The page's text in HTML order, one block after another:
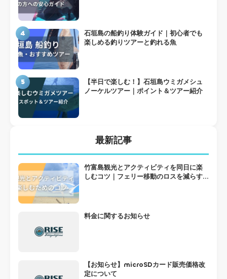
4
石垣島の船釣り体験ガイド｜初心者でも
楽しめる釣りツアーと釣れる魚
5
【半日で楽しむ！】石垣島ウミガメシュ
ノーケルツアー｜ポイント＆ツアー紹介
最新記事
竹富島観光とアクティビティを同日に楽
しむコツ｜フェリー移動のロスを減らす
料金に関するお知らせ
【お知らせ】microSDカード販売価格改
定について